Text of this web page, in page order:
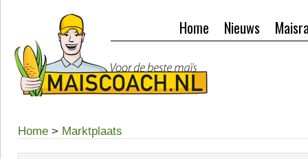
Nieuws
Home
Home > Marktplaats